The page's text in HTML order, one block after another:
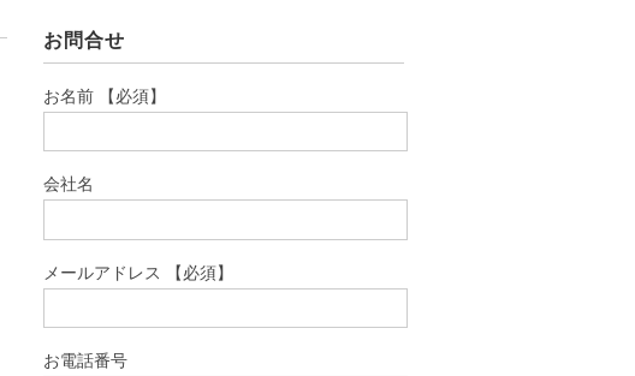
お問合せ
お名前 【必須】
会社名
メールアドレス 【必須】
お電話番号